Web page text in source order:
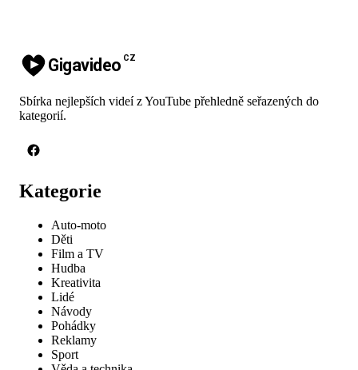
Gigavideo CZ
Sbírka nejlepších videí z YouTube přehledně seřazených do
kategorií.
Kategorie
Auto-moto
Děti
Film a TV
Hudba
Kreativita
Lidé
Návody
Pohádky
Reklamy
Sport